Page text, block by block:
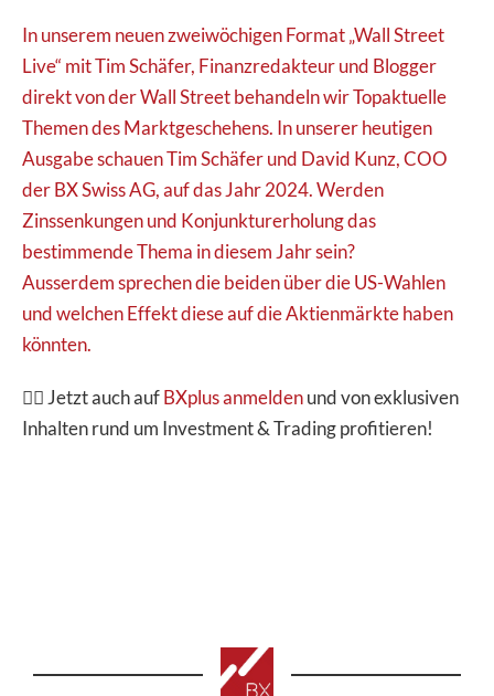
In unserem neuen zweiwöchigen Format „Wall Street
Live“ mit Tim Schäfer, Finanzredakteur und Blogger
direkt von der Wall Street behandeln wir Topaktuelle
Themen des Marktgeschehens. In unserer heutigen
Ausgabe schauen Tim Schäfer und David Kunz, COO
der BX Swiss AG, auf das Jahr 2024. Werden
Zinssenkungen und Konjunkturerholung das
bestimmende Thema in diesem Jahr sein?
Ausserdem sprechen die beiden über die US-Wahlen
und welchen Effekt diese auf die Aktienmärkte haben
könnten.
👉🏽 Jetzt auch aufBXplus anmeldenund von exklusiven
Inhalten rund um Investment & Trading profitieren!